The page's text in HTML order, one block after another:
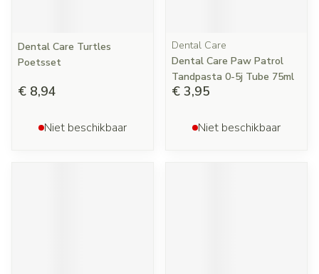
Dental Care Turtles
Poetsset
€ 8,94
Niet beschikbaar
Dental Care
Dental Care Paw Patrol
Tandpasta 0-5j Tube 75ml
€ 3,95
Niet beschikbaar